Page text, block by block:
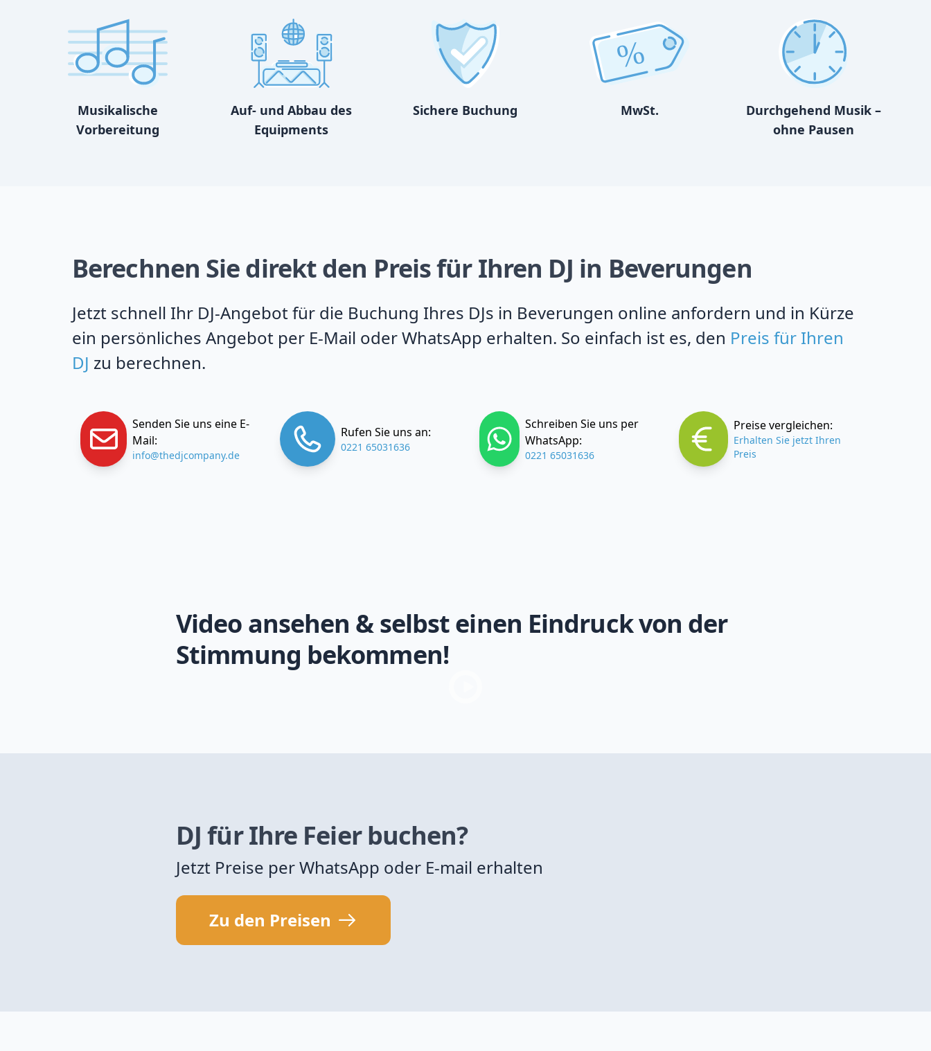
Musikalische
Vorbereitung
Auf- und Abbau des
Equipments
Sichere Buchung
%
MwSt.
Durchgehend Musik –
ohne Pausen
Berechnen Sie direkt den Preis für Ihren DJ in Beverungen
Jetzt schnell Ihr DJ-Angebot für die Buchung Ihres DJs in Beverungen online anfordern und in Kürze
ein persönliches Angebot per E-Mail oder WhatsApp erhalten. So einfach ist es, den Preis für Ihren
DJ zu berechnen.
Senden Sie uns eine E-
Mail:
info@thedjcompany.de
Rufen Sie uns an:
0221 65031636
Schreiben Sie uns per
WhatsApp:
0221 65031636
Preise vergleichen:
Erhalten Sie jetzt Ihren
Preis
Video ansehen & selbst einen Eindruck von der
Stimmung bekommen!
DJ für Ihre Feier buchen?
Jetzt Preise per WhatsApp oder E-mail erhalten
Zu den Preisen